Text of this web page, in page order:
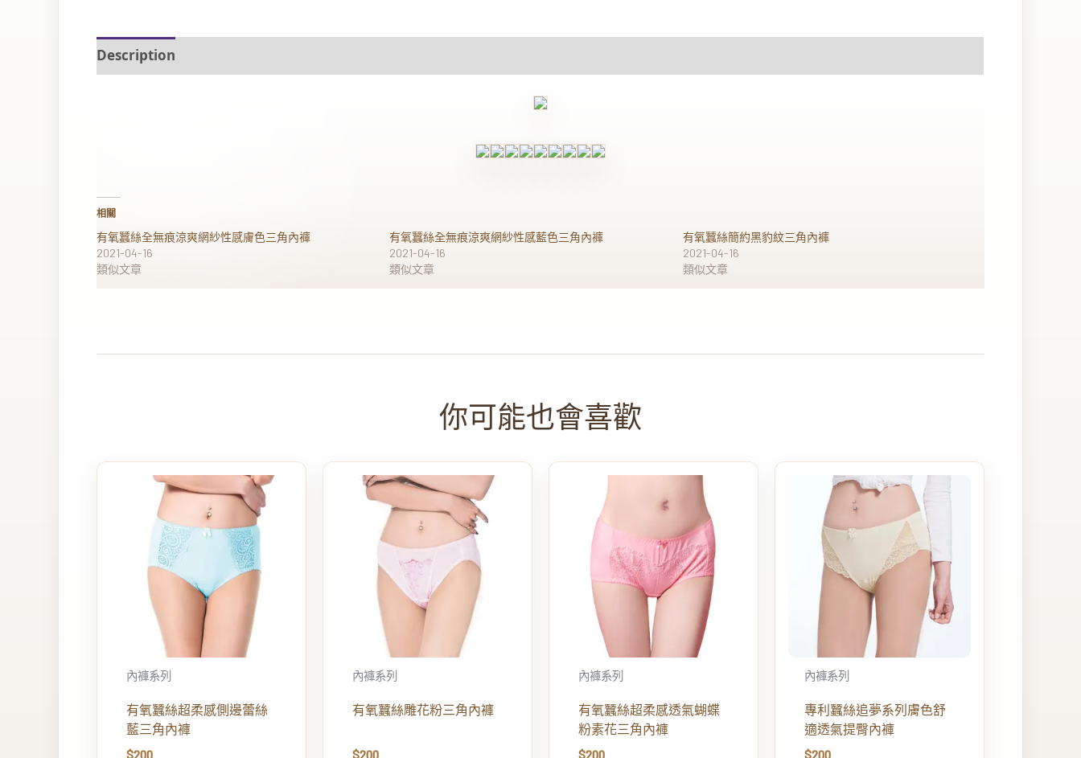
Description
相關
有氧蠶絲全無痕涼爽網紗性感膚色三角內褲
2021-04-16
類似文章
有氧蠶絲全無痕涼爽網紗性感藍色三角內褲
2021-04-16
類似文章
有氧蠶絲簡約黑豹紋三角內褲
2021-04-16
類似文章
內褲系列
有氧蠶絲超柔感側邊蕾絲
藍三角內褲
$200
內褲系列
有氧蠶絲雕花粉三角內褲
$200
內褲系列
有氧蠶絲超柔感透氣蝴蝶
粉素花三角內褲
$200
內褲系列
專利蠶絲追夢系列膚色舒
適透氣提臀內褲
$200